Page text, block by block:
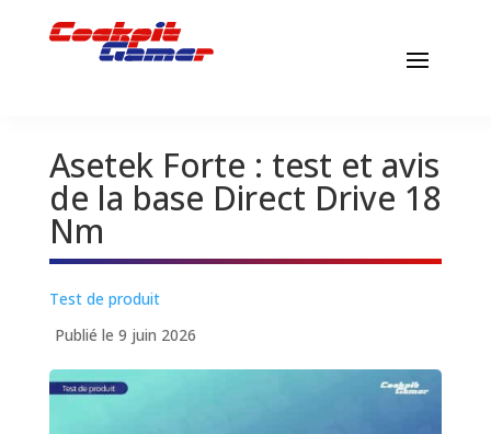
Asetek Forte : test et avis
de la base Direct Drive 18
Nm
Test de produit
Publié le 9 juin 2026